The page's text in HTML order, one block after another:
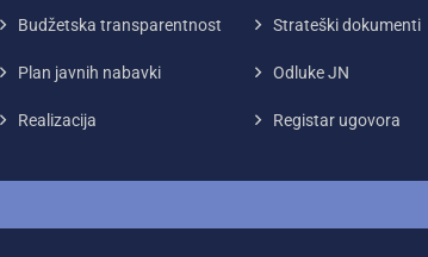
Budžetska transparentnost Strateški dokumenti
Plan javnih nabavki Odluke JN
Realizacija Registar ugovora